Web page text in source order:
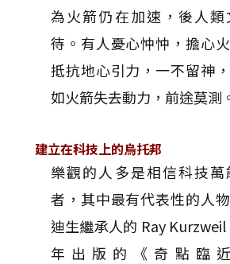
為火箭仍在加速，後人
待。有人憂心忡忡，擔心
抵抗地心引力，一不留神
如火箭失去動力，前途莫測
建立在科技上的烏托邦
樂觀的人多是相信科技
者，其中最有代表性的人
迪生繼承人的 Ray
年出版的《奇點臨